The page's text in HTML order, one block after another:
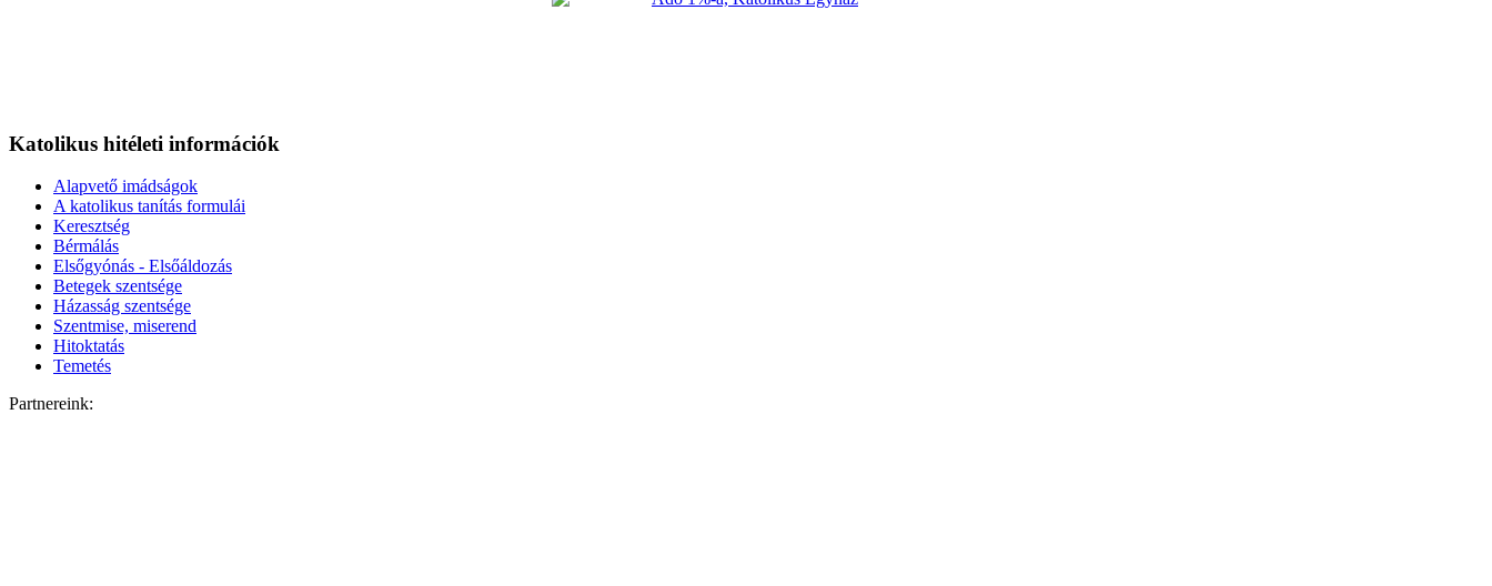
Katolikus hitéleti információk
Alapvető imádságok
A katolikus tanítás formulái
Keresztség
Bérmálás
Elsőgyónás - Elsőáldozás
Betegek szentsége
Házasság szentsége
Szentmise, miserend
Hitoktatás
Temetés
Partnereink: